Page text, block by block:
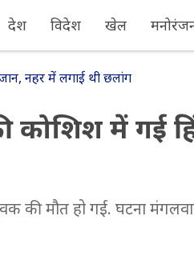
देश विदेश खेल
नहर में लगाई थी छलांग
कोशिश में गई
की मौत हो गई. घटना